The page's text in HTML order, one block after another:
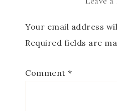
Your email address
Required fields are
Comment *